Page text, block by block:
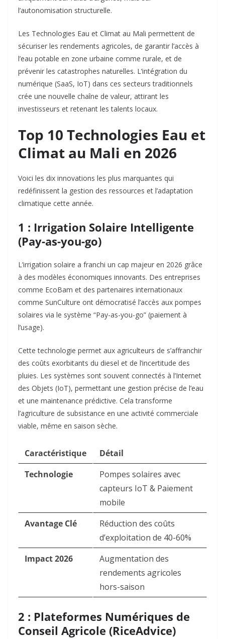
l’autonomisation structurelle.
Les Technologies Eau et Climat au Mali permettent de
sécuriser les rendements agricoles, de garantir l’accès à
l’eau potable en zone urbaine comme rurale, et de
prévenir les catastrophes naturelles. L’intégration du
numérique (SaaS, IoT) dans ces secteurs traditionnels
crée une nouvelle chaîne de valeur, attirant les
investisseurs et retenant les talents locaux.
Top 10 Technologies Eau et
Climat au Mali en 2026
Voici les dix innovations les plus marquantes qui
redéfinissent la gestion des ressources et l’adaptation
climatique cette année.
1 : Irrigation Solaire Intelligente
(Pay-as-you-go)
L’irrigation solaire a franchi un cap majeur en 2026 grâce
à des modèles économiques innovants. Des entreprises
comme EcoBam et des partenaires internationaux
comme SunCulture ont démocratisé l’accès aux pompes
solaires via le système “Pay-as-you-go” (paiement à
l’usage).
Cette technologie permet aux agriculteurs de s’affranchir
des coûts exorbitants du diesel et de l’incertitude des
pluies. Les systèmes sont souvent connectés à l’Internet
des Objets (IoT), permettant une gestion précise de l’eau
et une maintenance prédictive. Cela transforme
l’agriculture de subsistance en une activité commerciale
viable, même en saison sèche.
Caractéristique
Détail
Technologie
Pompes solaires avec
capteurs IoT & Paiement
mobile
Avantage Clé
Réduction des coûts
d’exploitation de 40-60%
Impact 2026
Augmentation des
rendements agricoles
hors-saison
2 : Plateformes Numériques de
Conseil Agricole (RiceAdvice)